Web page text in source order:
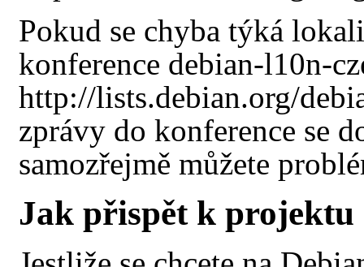
Pokud se chyba týká
konference debian-l10n-
zprávy do konference se
samozřejmě můžete
Jak přispět k projektu